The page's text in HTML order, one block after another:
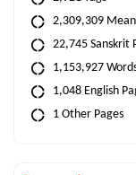
2,309,309
22,745 Sanskrit
1,153,927
1,048 English
1 Other Pages